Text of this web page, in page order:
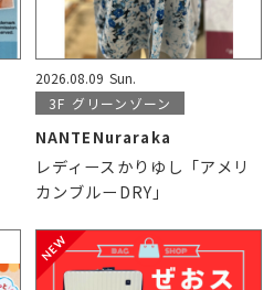
2026.08.09 Sun.
3F グリーンゾーン
NANTENuraraka
レディースかりゆし「アメリ
カンブルーDRY」